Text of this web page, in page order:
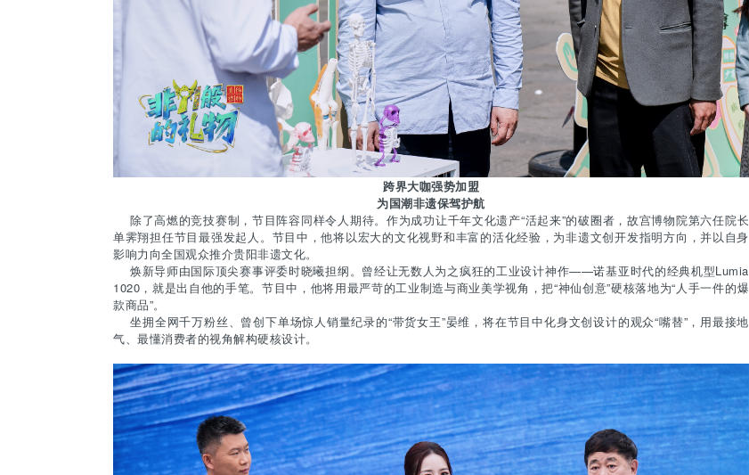
跨界大咖强势加盟
为国潮非遗保驾护航
除了高燃的竞技赛制，节目阵容同样令人期待。作为成功让千年文化遗产“活起来”的破圈者，故宫博物院第六任院长
单霁翔担任节目最强发起人。节目中，他将以宏大的文化视野和丰富的活化经验，为非遗文创开发指明方向，并以自身
影响力向全国观众推介贵阳非遗文化。
焕新导师由国际顶尖赛事评委时晓曦担纲。曾经让无数人为之疯狂的工业设计神作——诺基亚时代的经典机型Lumia
1020，就是出自他的手笔。节目中，他将用最严苛的工业制造与商业美学视角，把“神仙创意”硬核落地为“人手一件的爆
款商品”。
坐拥全网千万粉丝、曾创下单场惊人销量纪录的“带货女王”晏维，将在节目中化身文创设计的观众“嘴替”，用最接地
气、最懂消费者的视角解构硬核设计。